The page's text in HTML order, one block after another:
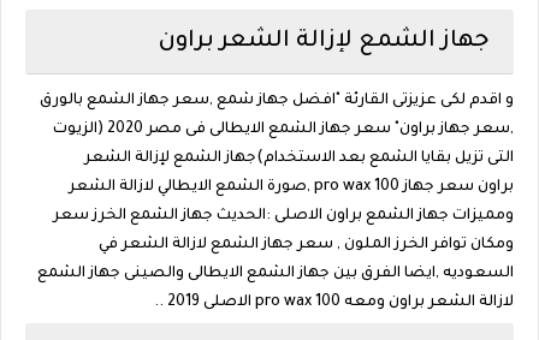
جهاز الشمع لإزالة الشعر براون
و اقدم لكى عزيزتى القارئة "افضل جهاز شمع ,سعر جهاز الشمع بالورق
,سعر جهاز براون" سعر جهاز الشمع الايطالى فى مصر 2020 (الزيوت
التى تزيل بقايا الشمع بعد الاستخدام)جهاز الشمع لإزالة الشعر
براون سعر جهاز pro wax 100 ,صورة الشمع الايطالي لازالة الشعر
ومميزات جهاز الشمع براون الاصلى :الحديث جهاز الشمع الخرز سعر
ومكان توافر الخرز الملون , سعر جهاز الشمع لازالة الشعر في
السعوديه ,ايضا الفرق بين جهاز الشمع الايطالى والصينى جهاز الشمع
لازالة الشعر براون ومعه pro wax 100 الاصلى 2019 ..